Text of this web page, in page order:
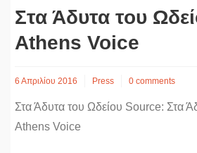
Στα Άδυτα του
Athens Voice
6 Απριλίου 2016 Press 0 comments
Στα Άδυτα του Ωδείου Source: Στα
Athens Voice